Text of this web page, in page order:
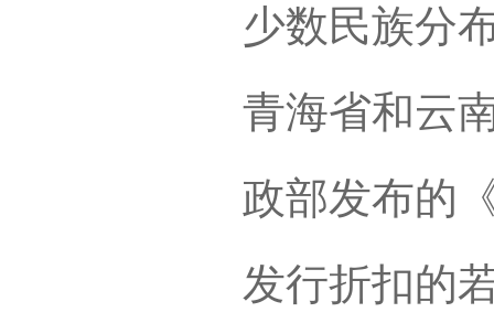
少数民族分
青海省和云
政部发布的
发行折扣的